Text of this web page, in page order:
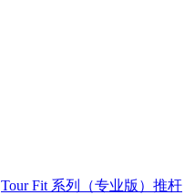
Tour Fit 系列（专业版）推杆